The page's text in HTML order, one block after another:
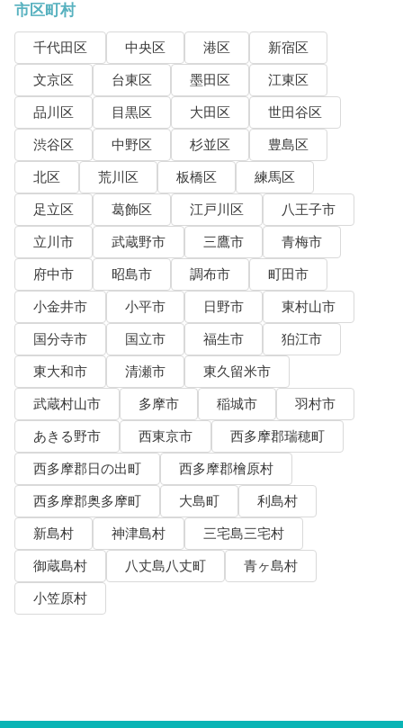
市区町村
千代田区 中央区 港区
新宿区
文京区
台東区 墨田区
江東区
品川区
目黒区 大田区
世田谷区
渋谷区
中野区 杉並区
豊島区
北区
荒川区 板橋区
練馬区
足立区
葛飾区 江戸川区
八王子市
立川市
武蔵野市 三鷹市
青梅市
府中市
昭島市 調布市
町田市
小金井市
小平市 日野市
東村山市
国分寺市
国立市 福生市
狛江市
東大和市
清瀬市
東久留米市
武蔵村山市
多摩市 稲城市
羽村市
あきる野市
西東京市
西多摩郡瑞穂町
西多摩郡日の出町
西多摩郡檜原村
西多摩郡奥多摩町
大島町
利島村
新島村
神津島村
三宅島三宅村
御蔵島村
八丈島八丈町
青ヶ島村
小笠原村